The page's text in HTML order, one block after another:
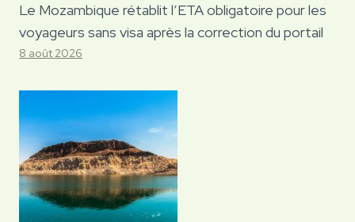
Le Mozambique rétablit l’ETA obligatoire pour les
voyageurs sans visa après la correction du portail
8 août 2026